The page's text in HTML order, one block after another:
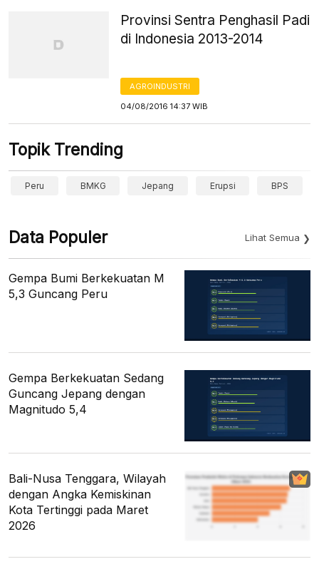
Provinsi Sentra Penghasil Padi
di Indonesia 2013-2014
AGROINDUSTRI
04/08/2016 14:37 WIB
Topik Trending
Peru BMKG Jepang Erupsi BPS
Data Populer Lihat Semua
Gempa Bumi Berkekuatan M
5,3 Guncang Peru
Gempa Berkekuatan Sedang
Guncang Jepang dengan
Magnitudo 5,4
Bali-Nusa Tenggara, Wilayah
dengan Angka Kemiskinan
Kota Tertinggi pada Maret
2026